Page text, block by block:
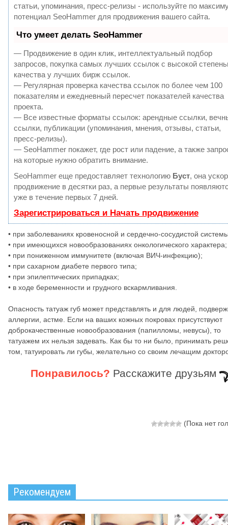
статьи, упоминания, пресс-релизы - используйте по
потенциал SeoHammer для продвижения вашего сайта.
Что умеет делать SeoHammer
— Продвижение в один клик, интеллектуальный подбор
запросов, покупка самых лучших ссылок с высокой
качества у лучших бирж ссылок.
— Регулярная проверка качества ссылок по более чем 100
показателям и ежедневный пересчет показателей качества
проекта.
— Все известные форматы ссылок: арендные ссылки,
ссылки, публикации (упоминания, мнения, отзывы, статьи,
пресс-релизы).
— SeoHammer покажет, где рост или падение, а также
на которые нужно обратить внимание.
SeoHammer еще предоставляет технологию Буст, она
продвижение в десятки раз, а первые результаты
уже в течение первых 7 дней.
Зарегистрироваться и Начать продвижение
• при заболеваниях кровеносной и сердечно-сосудистой
• при имеющихся новообразованиях онкологического характера;
• при пониженном иммунитете (включая ВИЧ-инфекцию);
• при сахарном диабете первого типа;
• при эпилептических припадках;
• в ходе беременности и грудного вскармливания.
Опасность татуаж губ может представлять и для людей,
аллергии, астме. Если на ваших кожных покровах присутствуют
доброкачественные новообразования (папилломы, невусы), то
татуажем их нельзя задевать. Как бы то ни было, принимать
том, татуировать ли губы, желательно со своим лечащим
Понравилось? Расскажите друзьям
(Пока нет
Рекомендуем